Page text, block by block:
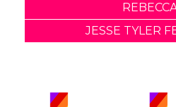
JESSE TYLER